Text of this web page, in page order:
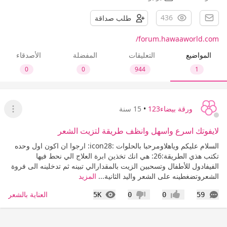
436 طلب صداقة
forum.hawaaworld.com/
المواضيع
1
التعليقات
944
المفضلة
0
الأصدقاء
0
ورقة بيضاء123 • 15 سنة
عرض
لايفوتك اسرع واسهل وانظف طريقة لتزيت الشعر
السلام عليكم وياهلاومرحبا بالحلوات :icon28: ارجوا ان اكون اول وحده
تكتب هذي الطريقة:26: هي انك تخذين ابرة العلاج الي نحط فيها
الفيفادول للأطفال وتسحبين الزيت بالمقدارالي تبينه ثم تدخلينه الى فروة
الشعروتضغطينه على الشعر واليد الثانية... المزيد
59
التعليقات إعجاب0 عدم إعجاب
0
5K
المشاهدات العناية بالشعر